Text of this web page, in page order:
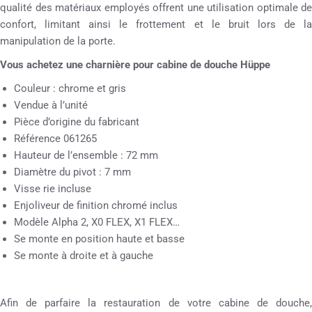
qualité des matériaux employés offrent une utilisation optimale de
confort, limitant ainsi le frottement et le bruit lors de la
manipulation de la porte.
Vous achetez une charnière pour cabine de douche Hüppe
Couleur : chrome et gris
Vendue à l’unité
Pièce d’origine du fabricant
Référence 061265
Hauteur de l’ensemble : 72 mm
Diamètre du pivot : 7 mm
Visse rie incluse
Enjoliveur de finition chromé inclus
Modèle Alpha 2, X0 FLEX, X1 FLEX…
Se monte en position haute et basse
Se monte à droite et à gauche
Afin de parfaire la restauration de votre cabine de douche,